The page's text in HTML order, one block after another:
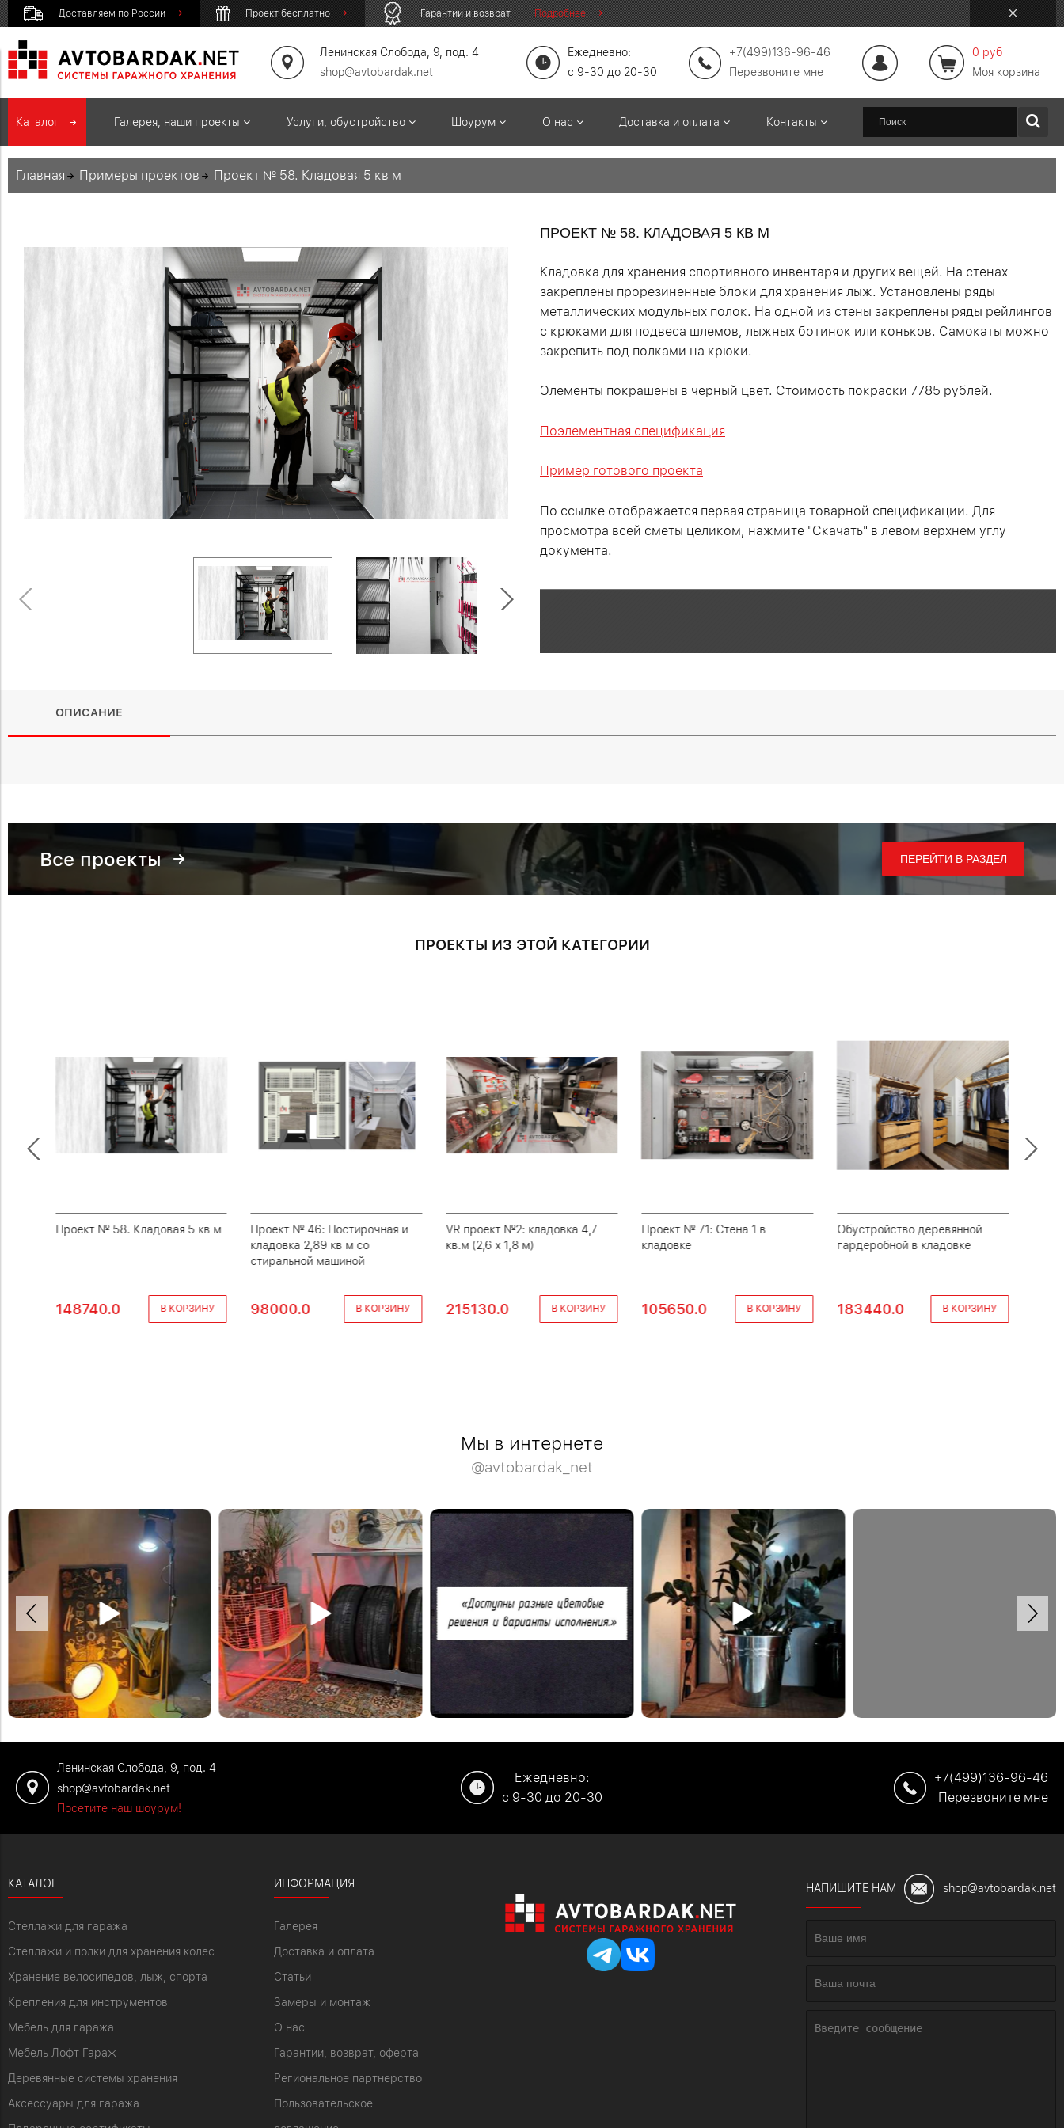
Доставляем по России Проект бесплатно Гарантии и возврат Подробнее
Ленинская Слобода, 9, под. 4
shop@avtobardak.net
Ежедневно:
c 9-30 до 20-30
+7(499)136-96-46
Перезвоните мне
0 руб
Моя корзина
Каталог Галерея, наши проекты Услуги, обустройство Шоурум О нас Доставка и оплата Контакты
Главная Примеры проектов Проект № 58. Кладовая 5 кв м
ПРОЕКТ № 58. КЛАДОВАЯ 5 КВ М
Кладовка для хранения спортивного инвентаря и других вещей. На стенах
закреплены прорезиненные блоки для хранения лыж. Установлены ряды
металлических модульных полок. На одной из стены закреплены ряды рейлингов
с крюками для подвеса шлемов, лыжных ботинок или коньков. Самокаты можно
закрепить под полками на крюки.
Элементы покрашены в черный цвет. Стоимость покраски 7785 рублей.
Поэлементная спецификация
Пример готового проекта
По ссылке отображается первая страница товарной спецификации. Для
просмотра всей сметы целиком, нажмите "Скачать" в левом верхнем углу
документа.
ОПИСАНИЕ
Все проекты ПЕРЕЙТИ В РАЗДЕЛ
ПРОЕКТЫ ИЗ ЭТОЙ КАТЕГОРИИ
Проект № 58. Кладовая 5 кв м
148740.0 В КОРЗИНУ
Проект № 46: Постирочная и
кладовка 2,89 кв м со
стиральной машиной
98000.0 В КОРЗИНУ
VR проект №2: кладовка 4,7
кв.м (2,6 х 1,8 м)
215130.0 В КОРЗИНУ
Проект № 71: Стена 1 в
кладовке
105650.0 В КОРЗИНУ
Обустройство деревянной
гардеробной в кладовке
183440.0 В КОРЗИНУ
Мы в интернете
@avtobardak_net
Полка для колёс XXL, полка раздвигается и
вмещает колеса от внедорожников. Можно
разместить полку на уровне пола, или подвесить
#шины #хранениешин #полкадляшин
Хранение шин на напольных стеллажах.
Стеллажи на колёсиках и с элементами стоек,
цвета которых можно выбрать их палитры.
Заказать стойки можно на нашем
сайте.#стойкидляшин #шины #хранениешин
Благодарим Владимира за отзыв о нашем шоу-
руме. Деревянная модульная полка в систему
стеллажей Woody. #деревяннаямебель
Ленинская Слобода, 9, под. 4
shop@avtobardak.net
Посетите наш шоурум!
Ежедневно:
c 9-30 до 20-30
+7(499)136-96-46
Перезвоните мне
КАТАЛОГ
Стеллажи для гаража
Стеллажи и полки для хранения колес
Хранение велосипедов, лыж, спорта
Крепления для инструментов
Мебель для гаража
Мебель Лофт Гараж
Деревянные системы хранения
Аксессуары для гаража
ИНФОРМАЦИЯ
Галерея
Доставка и оплата
Статьи
Замеры и монтаж
О нас
Гарантии, возврат, оферта
Региональное партнерство
Пользовательское
НАПИШИТЕ НАМ shop@avtobardak.net